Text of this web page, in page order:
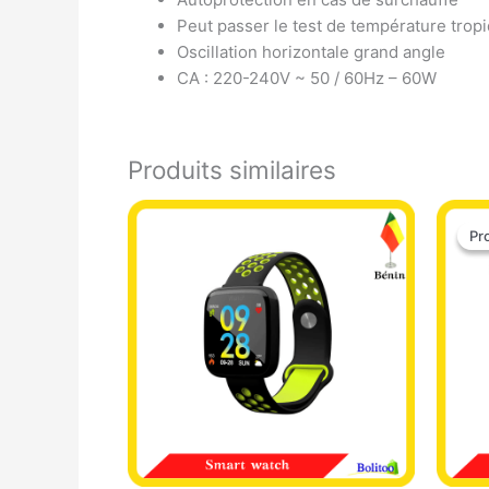
Peut passer le test de température
Oscillation horizontale grand angle
CA : 220-240V ~ 50 / 60Hz – 60W
Produits similaires